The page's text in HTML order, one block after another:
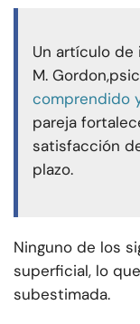
Un artículo
M. Gordon,
comprendido
pareja
satisfacción
plazo.
Ninguno de los
superficial, lo
subestimada.